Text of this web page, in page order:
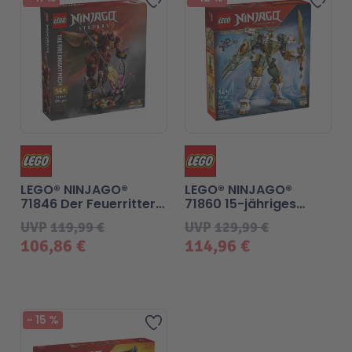
Technic
Aktion
LEGO® Blumen
Spiel-Ei
106,86 €
UVP119,99 €
LEGO® NINJAGO®
71846 Der Feuerritter-
Mech
114,96 €
UVP129,99 €
LEGO® NINJAGO®
71860 15-jähriges
Jubiläum: Lloyds
Titan-Mech
Zur Wunschliste hinzufügen
- 15 %